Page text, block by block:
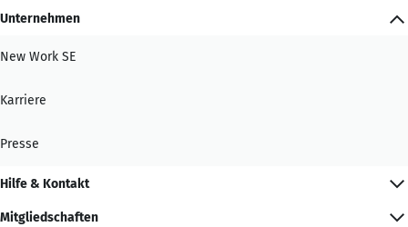
Unternehmen
New Work SE
Karriere
Presse
Hilfe & Kontakt
Mitgliedschaften